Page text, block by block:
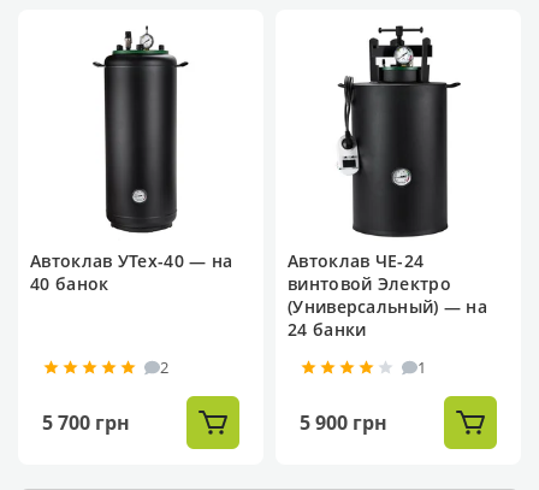
Автоклав УТех-40 — на
40 банок
2
5 700 грн
Автоклав ЧЕ-24
винтовой Электро
(Универсальный) — на
24 банки
1
5 900 грн